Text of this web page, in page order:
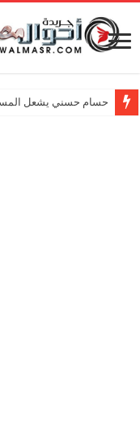
حسام حسني يشعل